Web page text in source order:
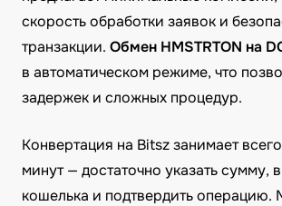
скорость обработки заявок и
транзакции. Обмен HMSTRTON на
в автоматическом режиме, что
задержек и сложных процедур.
Конвертация на Bitsz занимает
минут — достаточно указать сумму,
кошелька и подтвердить операцию.